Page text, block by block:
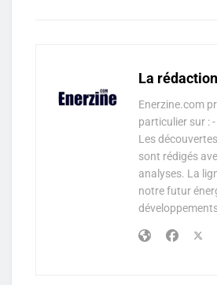
La rédaction
Enerzine.com
particulier sur :
Les
sont rédigés
analyses. La
notre futur